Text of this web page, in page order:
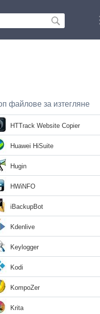
файлове за изтегляне
HTTrack Website Copier
Huawei HiSuite
Hugin
HWiNFO
iBackupBot
Kdenlive
Keylogger
Kodi
KompoZer
Krita